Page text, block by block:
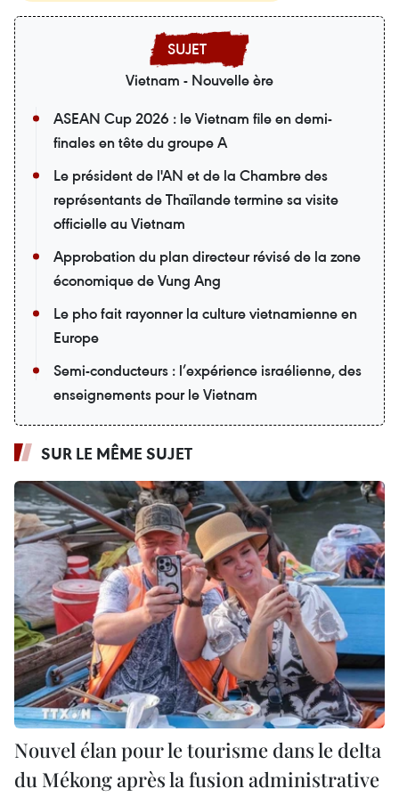
Vietnam - Nouvelle ère
ASEAN Cup 2026 : le Vietnam file en demi-
finales en tête du groupe A
Le président de l'AN et de la Chambre des
représentants de Thaïlande termine sa visite
officielle au Vietnam
Approbation du plan directeur révisé de la zone
économique de Vung Ang
Le pho fait rayonner la culture vietnamienne en
Europe
Semi-conducteurs : l’expérience israélienne, des
enseignements pour le Vietnam
SUR LE MÊME SUJET
Nouvel élan pour le tourisme dans le delta
du Mékong après la fusion administrative